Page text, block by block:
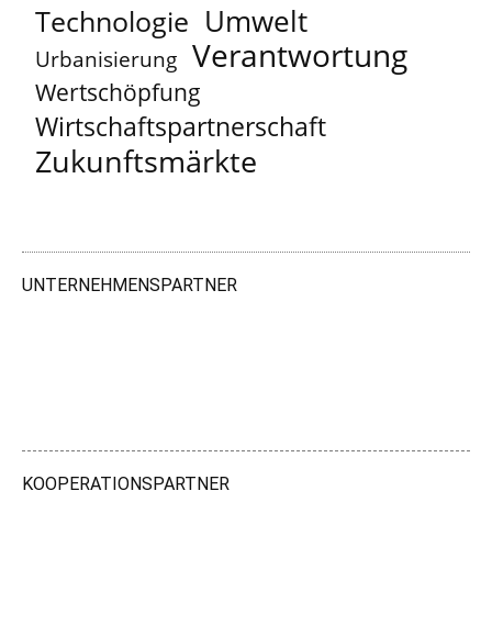
Technologie Umwelt
Urbanisierung Verantwortung
Wertschöpfung
Wirtschaftspartnerschaft
Zukunftsmärkte
UNTERNEHMENSPARTNER
KOOPERATIONSPARTNER